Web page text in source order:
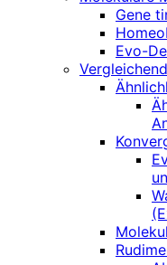
Gene
Evo-